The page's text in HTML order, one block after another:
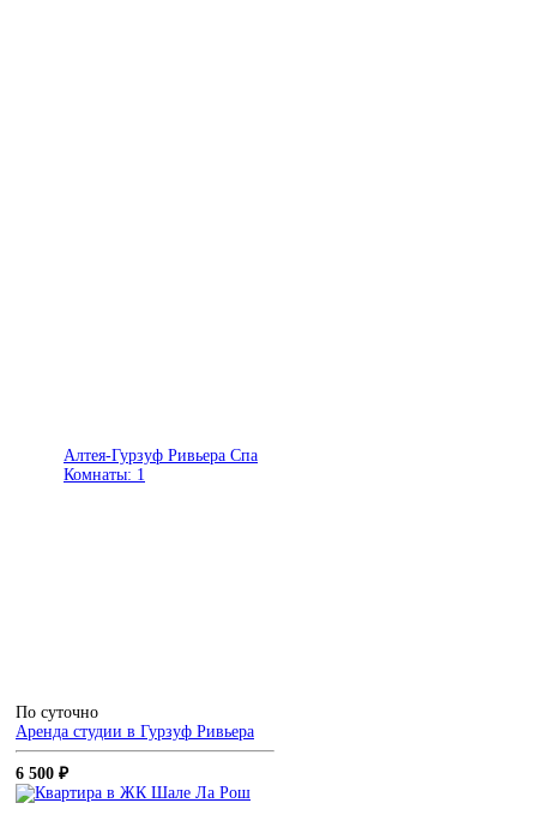
Алтея-Гурзуф Ривьера Спа
Комнаты: 1
По суточно
Аренда студии в Гурзуф Ривьера
6 500 ₽